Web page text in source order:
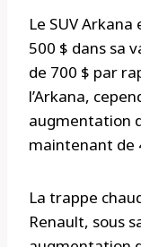
Le SUV
500 $ dans sa
de 700 $ par
l’Arkana,
augmentation
maintenant de
La trappe
Renault, sous